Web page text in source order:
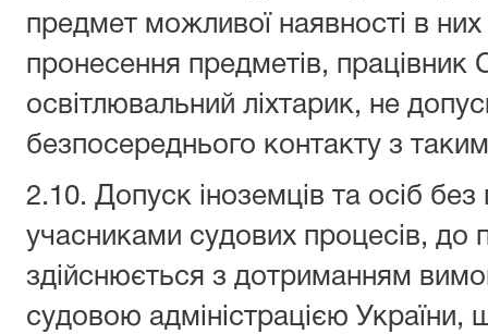
предмет можливої наявності в
пронесення предметів,
освітлювальний ліхтарик, не
безпосереднього контакту з
2.10. Допуск іноземців та осіб
учасниками судових процесів, до
здійснюється з дотриманням
судовою адміністрацією